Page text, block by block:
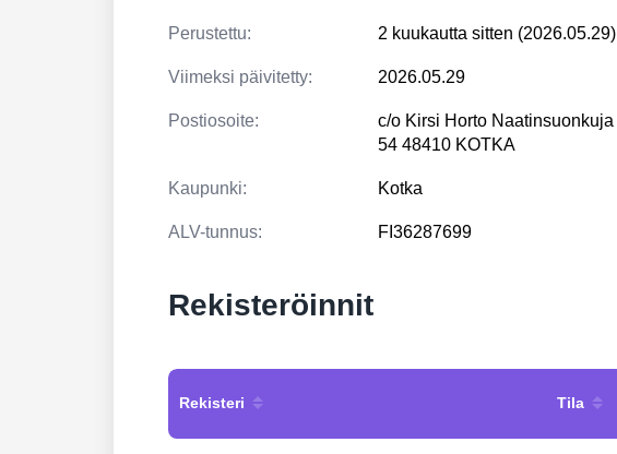
Perustettu: 2 kuukautta sitten (2026.05.29)
Viimeksi päivitetty: 2026.05.29
Postiosoite:
c/o Kirsi Horto Naatinsuonkuja
54 48410 KOTKA
Kaupunki: Kotka
ALV-tunnus: FI36287699
Rekisteröinnit
Rekisteri Tila